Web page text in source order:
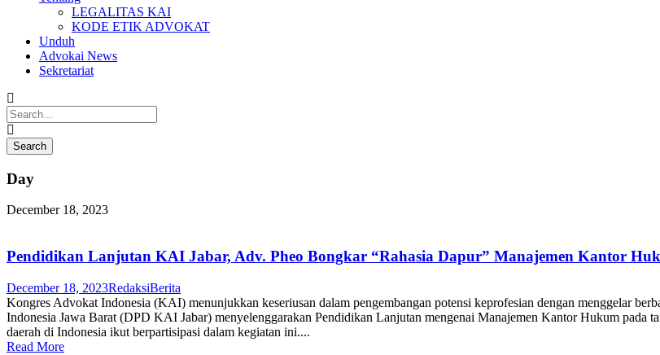
LEGALITAS KAI
KODE ETIK ADVOKAT
Unduh
Advokai News
Sekretariat
Day
December 18, 2023
Pendidikan Lanjutan KAI Jabar, Adv. Pheo Bongkar “Rahasia Dapur” Manajemen Kantor
December 18, 2023RedaksiBerita
Kongres Advokat Indonesia (KAI) menunjukkan keseriusan dalam pengembangan potensi keprofesian dengan menggelar
Indonesia Jawa Barat (DPD KAI Jabar) menyelenggarakan Pendidikan Lanjutan mengenai Manajemen Kantor Hukum pada
daerah di Indonesia ikut berpartisipasi dalam kegiatan ini....
Read More